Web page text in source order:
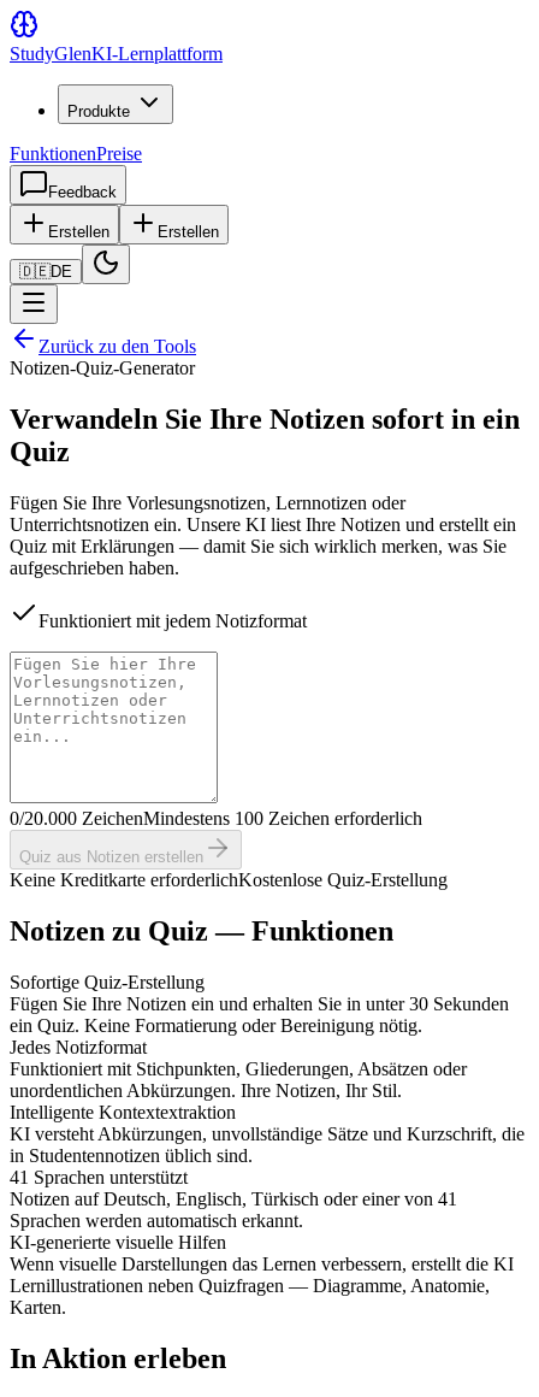
StudyGlenKI-Lernplattform
Produkte
FunktionenPreise
Feedback
Erstellen Erstellen
🇩🇪DE
Zurück zu den Tools
Notizen-Quiz-Generator
Verwandeln Sie Ihre Notizen sofort in ein
Quiz
Fügen Sie Ihre Vorlesungsnotizen, Lernnotizen oder
Unterrichtsnotizen ein. Unsere KI liest Ihre Notizen und erstellt ein
Quiz mit Erklärungen — damit Sie sich wirklich merken, was Sie
aufgeschrieben haben.
Funktioniert mit jedem Notizformat
0/20.000 ZeichenMindestens 100 Zeichen erforderlich
Quiz aus Notizen erstellen
Keine Kreditkarte erforderlichKostenlose Quiz-Erstellung
Notizen zu Quiz — Funktionen
Sofortige Quiz-Erstellung
Fügen Sie Ihre Notizen ein und erhalten Sie in unter 30 Sekunden
ein Quiz. Keine Formatierung oder Bereinigung nötig.
Jedes Notizformat
Funktioniert mit Stichpunkten, Gliederungen, Absätzen oder
unordentlichen Abkürzungen. Ihre Notizen, Ihr Stil.
Intelligente Kontextextraktion
KI versteht Abkürzungen, unvollständige Sätze und Kurzschrift, die
in Studentennotizen üblich sind.
41 Sprachen unterstützt
Notizen auf Deutsch, Englisch, Türkisch oder einer von 41
Sprachen werden automatisch erkannt.
KI-generierte visuelle Hilfen
Wenn visuelle Darstellungen das Lernen verbessern, erstellt die KI
Lernillustrationen neben Quizfragen — Diagramme, Anatomie,
Karten.
In Aktion erleben